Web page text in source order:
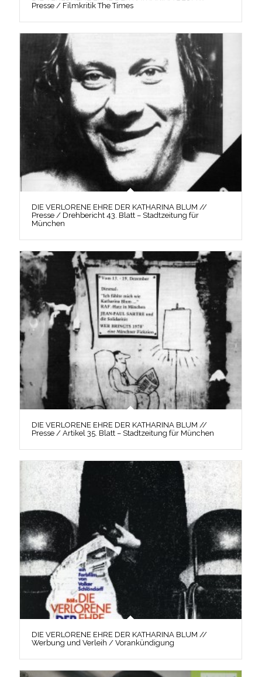
Presse / Filmkritik The Times
DIE VERLORENE EHRE DER KATHARINA BLUM //
Presse / Drehbericht 43. Blatt – Stadtzeitung für
München
DIE VERLORENE EHRE DER KATHARINA BLUM //
Presse / Artikel 35. Blatt – Stadtzeitung für München
DIE VERLORENE EHRE DER KATHARINA BLUM //
Werbung und Verleih / Vorankündigung